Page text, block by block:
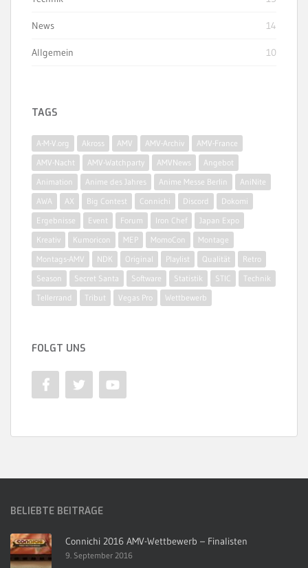
News 14
Allgemein 10
TAGS
A-M-V.org Akross AMV AMV-Archiv
AMV-France
AMV-Nacht
AMV-Watchparty AMVNews
Angebot
Animation
Anime des Jahres Anime Messe Berlin
AniNite
AWA
AX Big Contest Connichi Discord
Dokomi
Ergebnisse
Event Forum Iron Chef
Japan Expo
Kreativ
Kumoricon MEP MomoCon
Montage
Montags-AMV
NDK Original Playlist Qualität
Retro
Season
Secret Santa Software Statistik STIC
Technik
Tellerrand
Tribut Vegas Pro Wettbewerb
FOLGT UNS
BELIEBTE BEITRÄGE
Connichi 2016 AMV-Wettbewerb – Finalisten
9. September 2016